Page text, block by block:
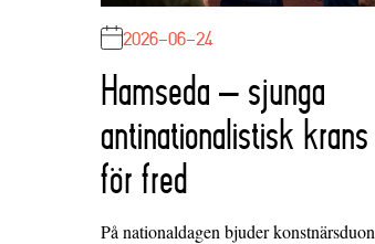
2026-06-24
Hamseda – sjunga
antinationalistisk krans
för fred
På nationaldagen bjuder konstnärsduon